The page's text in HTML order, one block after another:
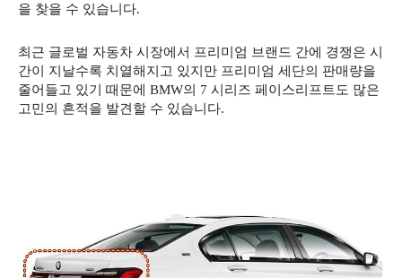
을 찾을 수 있습니다.
최근 글로벌 자동차 시장에서 프리미엄 브랜드 간에 경쟁은 시
간이 지날수록 치열해지고 있지만 프리미엄 세단의 판매량을
줄어들고 있기 때문에 BMW의 7 시리즈 페이스리프트도 많은
고민의 흔적을 발견할 수 있습니다.